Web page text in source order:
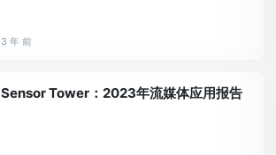
3 年 前
Sensor Tower：2023年流媒体应用报告